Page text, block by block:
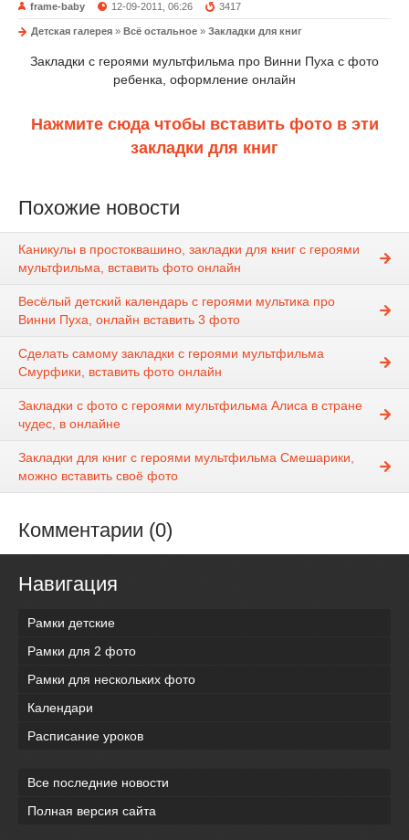
frame-baby 12-09-2011, 06:26 3417
Детская галерея » Всё остальное » Закладки для книг
Закладки с героями мультфильма про Винни Пуха с фото
ребенка, оформление онлайн
Нажмите сюда чтобы вставить фото в эти
закладки для книг
Похожие новости
Каникулы в простоквашино, закладки для книг с героями
мультфильма, вставить фото онлайн
Весёлый детский календарь с героями мультика про
Винни Пуха, онлайн вставить 3 фото
Сделать самому закладки с героями мультфильма
Смурфики, вставить фото онлайн
Закладки с фото с героями мультфильма Алиса в стране
чудес, в онлайне
Закладки для книг с героями мультфильма Смешарики,
можно вставить своё фото
Комментарии (0)
Навигация
Рамки детские
Рамки для 2 фото
Рамки для нескольких фото
Календари
Расписание уроков
Все последние новости
Полная версия сайта